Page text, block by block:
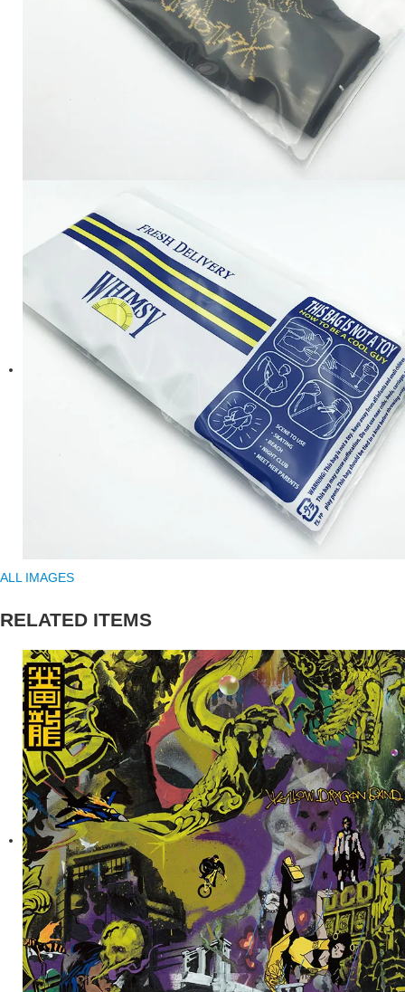
ALL IMAGES
RELATED ITEMS